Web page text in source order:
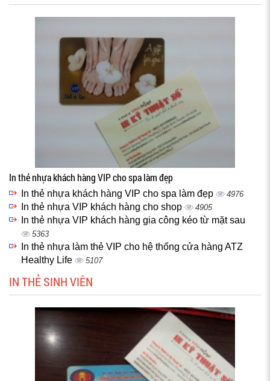
In thẻ nhựa khách hàng VIP cho spa làm đẹp
In thẻ nhựa khách hàng VIP cho spa làm đẹp 4976
In thẻ nhựa VIP khách hàng cho shop 4905
In thẻ nhựa VIP khách hàng gia công kéo từ mặt sau
5363
In thẻ nhựa làm thẻ VIP cho hệ thống cửa hàng ATZ
Healthy Life
5107
IN THẺ SINH VIÊN